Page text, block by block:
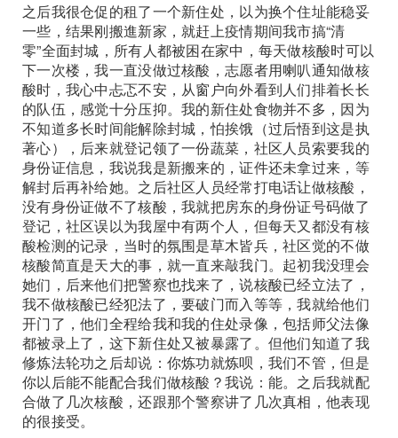
之后我很仓促的租了一个新住处，以为换个住址能稳妥
一些，结果刚搬進新家，就赶上疫情期间我市搞“清
零”全面封城，所有人都被困在家中，每天做核酸时可以
下一次楼，我一直没做过核酸，志愿者用喇叭通知做核
酸时，我心中忐忑不安，从窗户向外看到人们排着长长
的队伍，感觉十分压抑。我的新住处食物并不多，因为
不知道多长时间能解除封城，怕挨饿（过后悟到这是执
著心），后来就登记领了一份蔬菜，社区人员索要我的
身份证信息，我说我是新搬来的，证件还未拿过来，等
解封后再补给她。之后社区人员经常打电话让做核酸，
没有身份证做不了核酸，我就把房东的身份证号码做了
登记，社区误以为我屋中有两个人，但每天又都没有核
酸检测的记录，当时的氛围是草木皆兵，社区觉的不做
核酸简直是天大的事，就一直来敲我门。起初我没理会
她们，后来他们把警察也找来了，说核酸已经立法了，
我不做核酸已经犯法了，要破门而入等等，我就给他们
开门了，他们全程给我和我的住处录像，包括师父法像
都被录上了，这下新住处又被暴露了。但他们知道了我
修炼法轮功之后却说：你炼功就炼呗，我们不管，但是
你以后能不能配合我们做核酸？我说：能。之后我就配
合做了几次核酸，还跟那个警察讲了几次真相，他表现
的很接受。